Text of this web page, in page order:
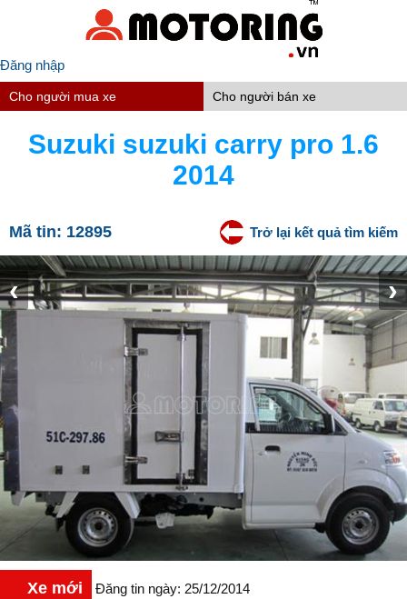
Đăng nhập
Cho người mua xe Cho người bán xe
Suzuki suzuki carry pro 1.6
2014
Mã tin: 12895 Trở lại kết quả tìm kiếm
‹ ›
Xe mới Đăng tin ngày: 25/12/2014